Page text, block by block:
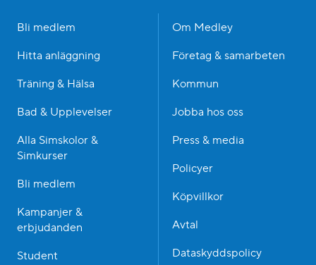
Bli medlem
Hitta anläggning
Träning & Hälsa
Bad & Upplevelser
Alla Simskolor &
Simkurser
Bli medlem
Kampanjer &
erbjudanden
Student
Om Medley
Företag & samarbeten
Kommun
Jobba hos oss
Press & media
Policyer
Köpvillkor
Avtal
Dataskyddspolicy